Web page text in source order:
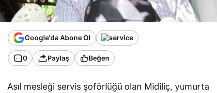
Google'da Abone Ol
0 Paylaş Beğen
Asıl mesleği servis şoförlüğü olan Midiliç, yumurta